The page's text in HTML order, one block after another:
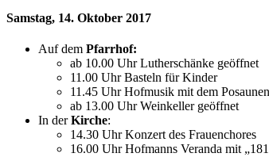
Samstag, 14. Oktober 2017
Auf dem Pfarrhof:
ab 10.00 Uhr Lutherschänke geöffnet
11.00 Uhr Basteln für Kinder
11.45 Uhr Hofmusik mit dem
ab 13.00 Uhr Weinkeller geöffnet
In derKirche:
14.30 Uhr Konzert des Frauenchores
16.00 Uhr Hofmanns Veranda mit